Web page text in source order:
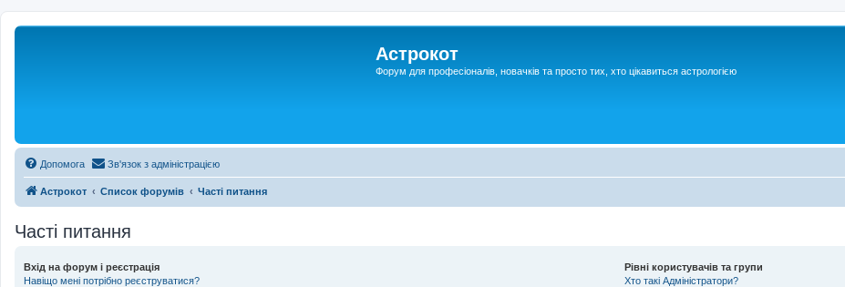
Астрокот
Форум для професіоналів, новачків та просто тих, хто цікавиться астрологією
Допомога Зв'язок з адміністрацією
Астрокот Список форумів Часті питання
Часті питання
Вхід на форум і реєстрація
Навіщо мені потрібно реєструватися?
Рівні користувачів та групи
Хто такі Адміністратори?